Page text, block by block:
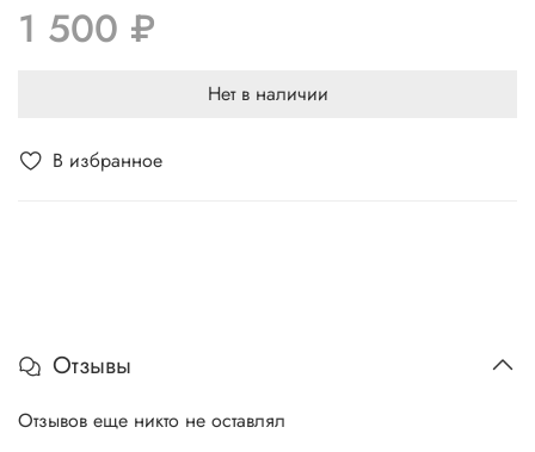
В избранное
1 500 ₽
Нет в наличии
Отзывы
Отзывов еще никто не оставлял